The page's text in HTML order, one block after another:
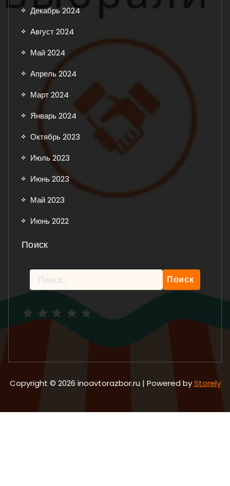
Декабрь 2024
Август 2024
Май 2024
Апрель 2024
Март 2024
Январь 2024
Октябрь 2023
Июль 2023
Июнь 2023
Май 2023
Июнь 2022
Поиск
Найти:
Copyright © 2026 inoavtorazbor.ru | Powered byStorely